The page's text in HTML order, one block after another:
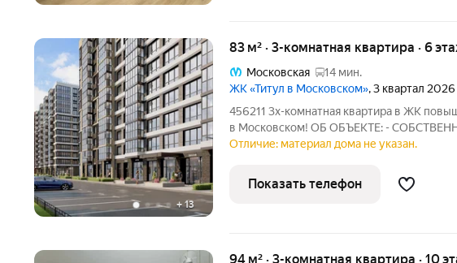
+13
83 м² · 3-комнатная квартира · 6
Московская
14 мин.
ЖК «Титул в Московском», 3 квартал 2026
456211 3х-комнатная квартира в ЖК
в Московском! ОБ ОБЪЕКТЕ: -
Просторная кухня 18 метров!! - Окна
пример отделки
Отличие: материал дома не указан.
Показать телефон
94 м² · 3-комнатная квартира · 10